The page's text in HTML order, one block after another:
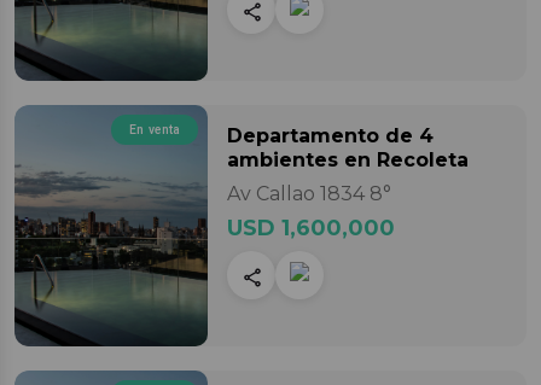
En venta Departamento de 4
ambientes en Recoleta
Av Callao 1834 8°
USD 1,600,000